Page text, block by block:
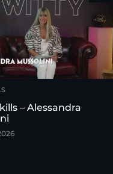
– Alessandra